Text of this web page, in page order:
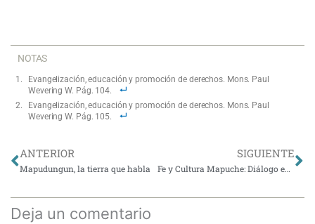
NOTAS
Evangelización, educación y promoción de derechos. Mons. Paul
Wevering W. Pág. 104.
Evangelización, educación y promoción de derechos. Mons. Paul
Wevering W. Pág. 105.
Ant
ANTERIOR
Mapudungun, la tierra que habla
SIGUIENTE
Fe y Cultura Mapuche: Diálogo en el Respeto de la Diversidad
Deja un comentario